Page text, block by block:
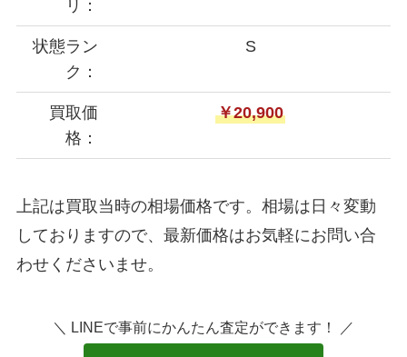
リ：
状態ラン
ク：
S
買取価
格：
￥20,900
上記は買取当時の相場価格です。相場は日々変動
しておりますので、最新価格はお気軽にお問い合
わせくださいませ。
＼ LINEで事前にかんたん査定ができます！ ／